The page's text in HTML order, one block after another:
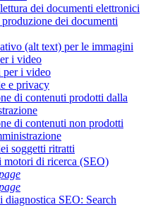
dei documenti elettronici
dei documenti
(alt text) per le immagini
i video
per i video
e privacy
di contenuti prodotti dalla
di contenuti non prodotti
soggetti ritratti
motori di ricerca (SEO)
diagnostica SEO: Search